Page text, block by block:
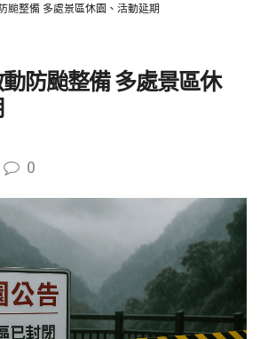
颱整備 多處景區休園、活動延期
防颱整備 多處景區休
0